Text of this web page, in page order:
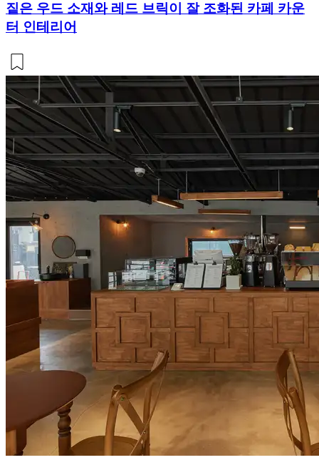
짙은 우드 소재와 레드 브릭이 잘 조화된 카페 카운
터 인테리어